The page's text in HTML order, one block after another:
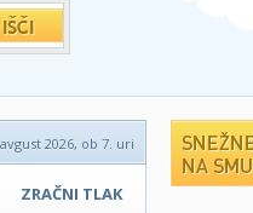
2026, ob 7. uri
ZRAČNI TLAK